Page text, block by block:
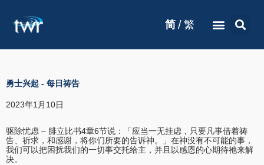
简 / 繁
勇士兴起 - 每日祷告
2023年1月10日
驱除忧虑 – 腓立比书4章6节说：「应当一无挂虑，只要凡事借着祷
告、祈求，和感谢，将你们所要的告诉神。」在神没有不可能的事，
我们可以把困扰我们的一切事交托给主，并且以感恩的心期待祂来解
决。